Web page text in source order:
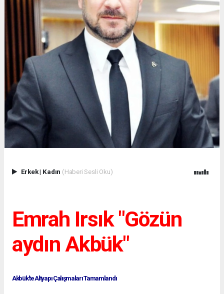
Erkek| Kadın (Haberi Sesli Oku)
Emrah Irsık "Gözün
aydın Akbük"
Akbük'te Altyapı Çalışmaları Tamamlandı